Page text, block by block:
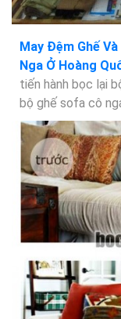
May Đệm Ghế
Nga Ở Hoàng
tiến hành bọc lại
bộ ghế sofa cô